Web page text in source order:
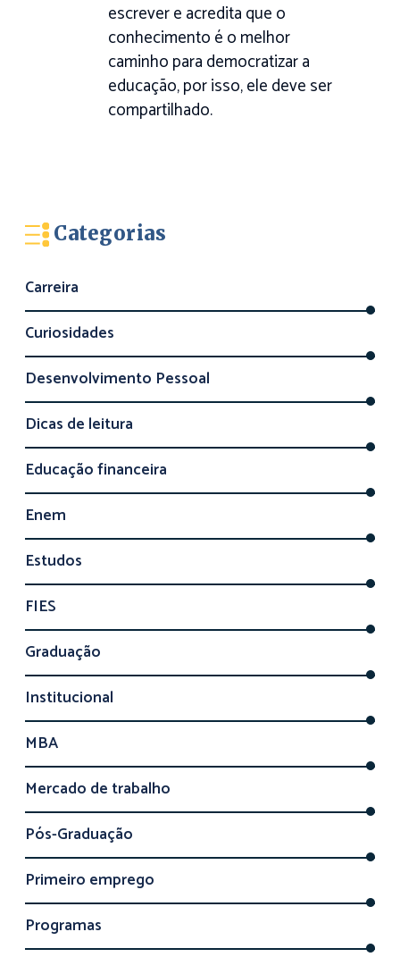
escrever e acredita que o
conhecimento é o melhor
caminho para democratizar a
educação, por isso, ele deve ser
compartilhado.
Categorias
Carreira
Curiosidades
Desenvolvimento Pessoal
Dicas de leitura
Educação financeira
Enem
Estudos
FIES
Graduação
Institucional
MBA
Mercado de trabalho
Pós-Graduação
Primeiro emprego
Programas